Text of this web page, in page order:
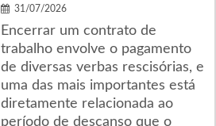
31/07/2026
Encerrar um contrato de
trabalho envolve o pagamento
de diversas verbas rescisórias, e
uma das mais importantes está
diretamente relacionada ao
período de descanso que o